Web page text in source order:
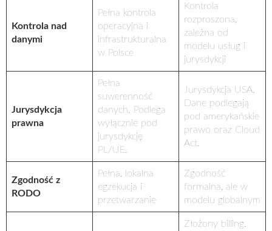
Kontrola nad
danymi
Pełna kontrola
operacyjna i
infrastrukturalna
w Polsce
Kontrola
rozproszona,
zależna od
modelu usług i
jurysdykcji
Jurysdykcja
prawna
Pełna
suwerenność
danych. Podlega
wyłącznie pod
jurysdykcję
PL/UE.
Jurysdykcja USA.
Dane podlegają
pod amerykańskie
prawo oraz Cloud
Act.
Zgodność z
RODO
Pełna, lokalna
egzekucja i
przetwarzanie
Zgodność
formalna, ale w
modelu globalnym
Złożony billing.